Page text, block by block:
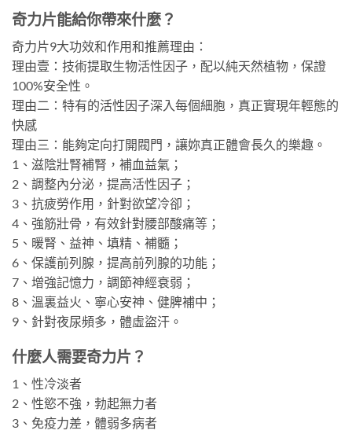
奇力片能給你帶來什麼？
奇力片9大功效和作用和推薦理由：
理由壹：技術提取生物活性因子，配以純天然植物，保證
100%安全性。
理由二：特有的活性因子深入每個細胞，真正實現年輕態的
快感
理由三：能夠定向打開閥門，讓妳真正體會長久的樂趣。
1、滋陰壯腎補腎，補血益氣；
2、調整內分泌，提高活性因子；
3、抗疲勞作用，針對欲望冷卻；
4、強筋壯骨，有效針對腰部酸痛等；
5、暖腎、益神、填精、補髓；
6、保護前列腺，提高前列腺的功能；
7、增強記憶力，調節神經衰弱；
8、溫裏益火、寧心安神、健脾補中；
9、針對夜尿頻多，體虛盜汗。
什麼人需要奇力片？
1、性冷淡者
2、性慾不強，勃起無力者
3、免疫力差，體弱多病者